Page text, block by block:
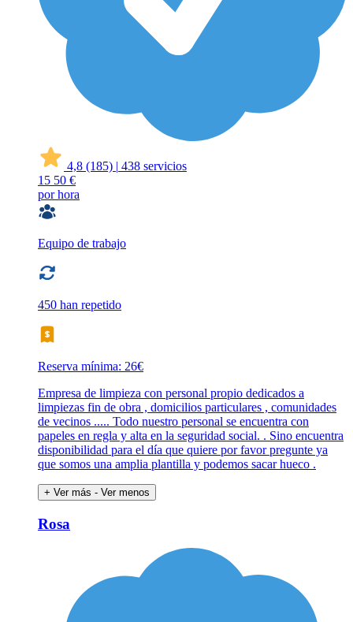
4,8 (185) | 438 servicios
15 50 €
por hora
Equipo de trabajo
450 han repetido
Reserva mínima: 26€
Empresa de limpieza con personal propio dedicados a
limpiezas fin de obra , domicilios particulares , comunidades
de vecinos ..... Todo nuestro personal se encuentra con
papeles en regla y alta en la seguridad social. . Sino encuentra
disponibilidad para el día que quiere por favor pregunte ya
que somos una amplia plantilla y podemos sacar hueco .
+ Ver más - Ver menos
Rosa